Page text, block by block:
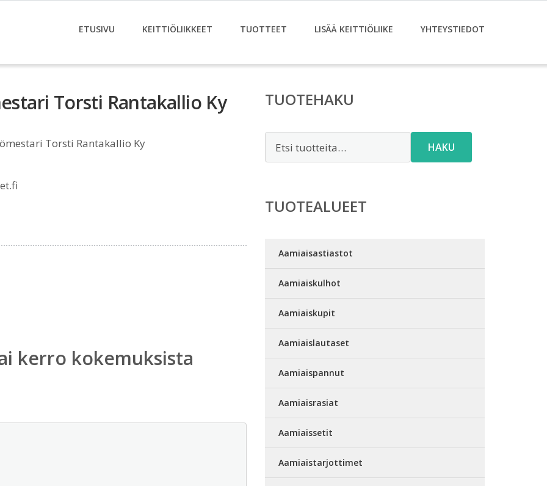
ETUSIVU KEITTIÖLIIKKEET TUOTTEET LISÄÄ KEITTIÖLIIKE YHTEYSTIEDOT
Torsti Rantakallio Ky
Torsti Rantakallio Ky
kerro kokemuksista
TUOTEHAKU
HAKU
TUOTEALUEET
Aamiaisastiastot
Aamiaiskulhot
Aamiaiskupit
Aamiaislautaset
Aamiaispannut
Aamiaisrasiat
Aamiaissetit
Aamiaistarjottimet